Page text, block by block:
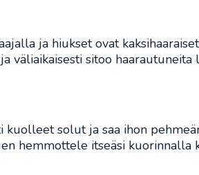
ja hiukset ovat
väliaikaisesti sitoo haarautuneita
kuolleet solut ja saa ihon
hemmottele itseäsi kuorinnalla